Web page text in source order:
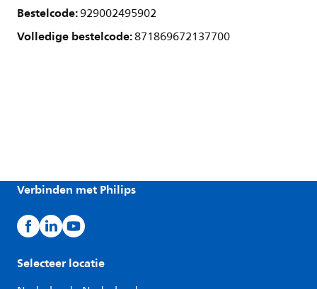
Bestelcode:929002495902
Volledige bestelcode:871869672137700
Verbinden met Philips
Selecteer locatie